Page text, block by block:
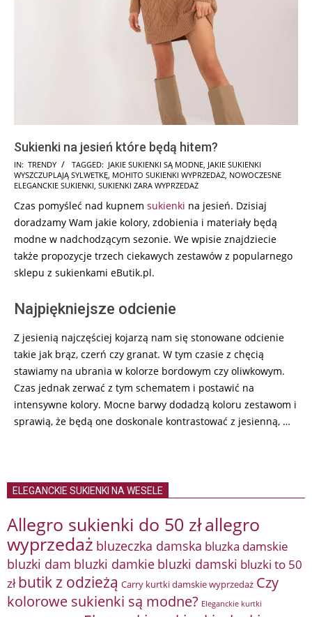
Sukienki na jesień które będą hitem?
2024-
05-
IN: TRENDY TAGGED: JAKIE SUKIENKI SĄ MODNE, JAKIE SUKIENKI
WYSZCZUPLAJĄ SYLWETKĘ, MOHITO SUKIENKI WYPRZEDAŻ, NOWOCZESNE
ELEGANCKIE SUKIENKI, SUKIENKI ZARA WYPRZEDAŻ
Czas pomyśleć nad kupnem sukienki na jesień. Dzisiaj
doradzamy Wam jakie kolory, zdobienia i materiały będą
modne w nadchodzącym sezonie. We wpisie znajdziecie
także propozycje trzech ciekawych zestawów z popularnego
sklepu z sukienkami eButik.pl.
Najpiękniejsze odcienie
Z jesienią najczęściej kojarzą nam się stonowane odcienie
takie jak brąz, czerń czy granat. W tym czasie z chęcią
stawiamy na ubrania w kolorze bordowym czy oliwkowym.
Czas jednak zerwać z tym schematem i postawić na
intensywne kolory. Mocne barwy dodadzą koloru zestawom i
sprawią, że będą one doskonale kontrastować z jesienną, …
ELEGANCKIE SUKIENKI NA WESELE
Allegro sukienki do 50 złallegro
wyprzedaż bluzeczka damska bluzka damskie
bluzki dam bluzki damkie bluzki damski bluzki to 50
zł butik z odzieżą Carry kurtki damskie wyprzedaż Czy
kolorowe sukienki są modne? Eleganckie kurtki